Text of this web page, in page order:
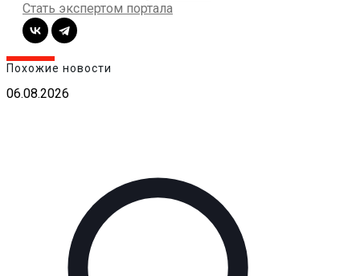
Стать экспертом портала
Похожие новости
06.08.2026